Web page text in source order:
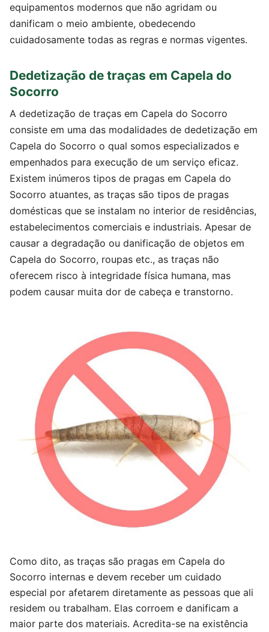
equipamentos modernos que não agridam ou
danificam o meio ambiente, obedecendo
cuidadosamente todas as regras e normas vigentes.
Dedetização de traças em Capela do
Socorro
A dedetização de traças em Capela do Socorro
consiste em uma das modalidades de dedetização em
Capela do Socorro o qual somos especializados e
empenhados para execução de um serviço eficaz.
Existem inúmeros tipos de pragas em Capela do
Socorro atuantes, as traças são tipos de pragas
domésticas que se instalam no interior de residências,
estabelecimentos comerciais e industriais. Apesar de
causar a degradação ou danificação de objetos em
Capela do Socorro, roupas etc., as traças não
oferecem risco à integridade física humana, mas
podem causar muita dor de cabeça e transtorno.
Como dito, as traças são pragas em Capela do
Socorro internas e devem receber um cuidado
especial por afetarem diretamente as pessoas que ali
residem ou trabalham. Elas corroem e danificam a
maior parte dos materiais. Acredita-se na existência